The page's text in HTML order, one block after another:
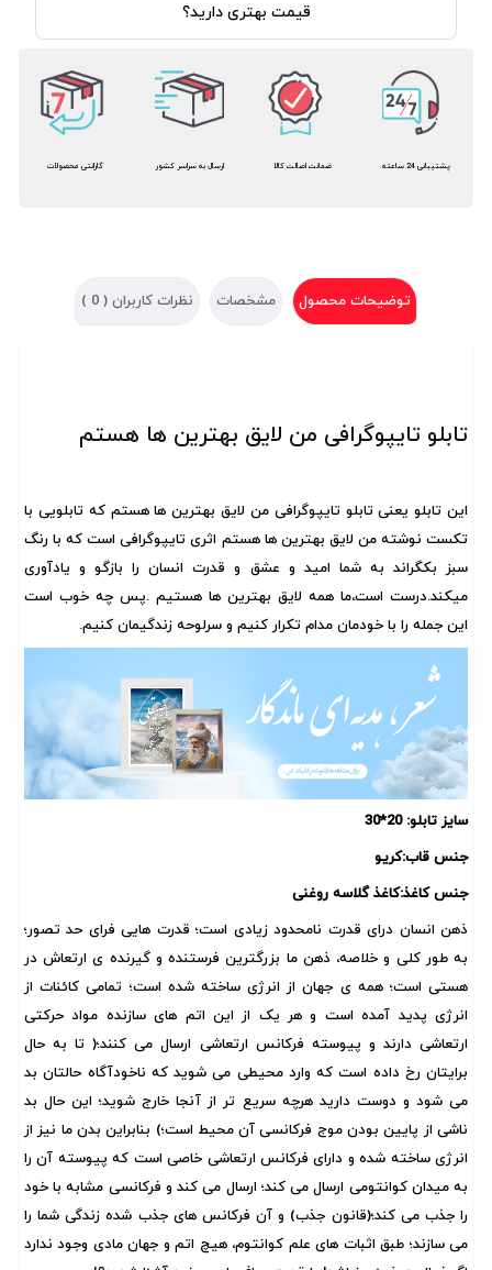
قیمت بهتری دارید؟
گارانتی محصولات ارسال به سراسر کشور ضمانت اصالت کالا پشتیبانی 24 ساعته
توضیحات محصول مشخصات نظرات کاربران ( 0
)
تابلو تایپوگرافی من لایق بهترین ها هستم
این تابلو یعنیتابلو تایپوگرافی من لایق بهترین ها هستم که تابلویی با
تکست نوشته من لایق بهترین ها هستم اثری تایپوگرافی است که با رنگ
سبز بکگراند به شما امید و عشق و قدرت انسان را بازگو و یادآوری
میکند.درست است،ما همه لایق بهترین ها هستیم .پس چه خوب است
این جمله را با خودمان مدام تکرار کنیم و سرلوحه زندگیمان کنیم.
سایز تابلو: 20*30
جنس قاب:کریو
جنس کاغذ:کاغذ گلاسه روغنی
ذهن انسان درای قدرت نامحدود زیادی است؛ قدرت هایی فرای حد تصور؛
به طور کلی و خلاصه، ذهن ما بزرگترین فرستنده و گیرنده ی ارتعاش در
هستی است؛ همه ی جهان از انرژی ساخته شده است؛ تمامی کائنات از
انرژی پدید آمده است و هر یک از این اتم های سازنده مواد حرکتی
ارتعاشی دارند و پیوسته فرکانس ارتعاشی ارسال می کنند؛( تا به حال
برایتان رخ داده است که وارد محیطی می شوید که ناخودآگاه حالتان بد
می شود و دوست دارید هرچه سریع تر از آنجا خارج شوید؛ این حال بد
ناشی از پایین بودن موج فرکانسی آن محیط است؛) بنابراین بدن ما نیز از
انرژی ساخته شده و دارای فرکانس ارتعاشی خاصی است که پیوسته آن را
به میدان کوانتومی ارسال می کند؛ ارسال می کند و فرکانسی مشابه با خود
را جذب می کند؛(قانون جذب) و آن فرکانس های جذب شده زندگی شما را
می سازند؛ طبق اثبات های علم کوانتوم، هیچ اتم و جهان مادی وجود ندارد